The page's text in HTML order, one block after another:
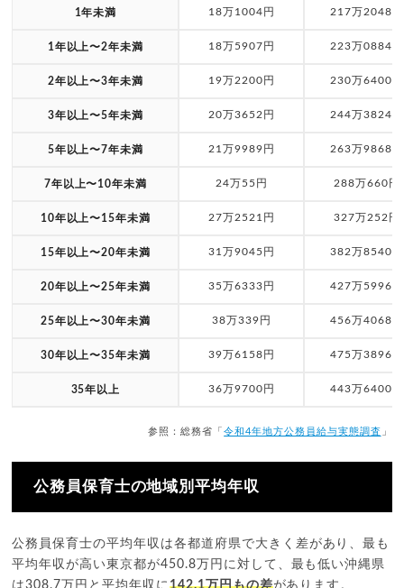
1年未満 18万1004円 217万2048円
1年以上〜2年未満 18万5907円 223万0884円
2年以上〜3年未満 19万2200円 230万6400円
3年以上〜5年未満 20万3652円 244万3824円
5年以上〜7年未満 21万9989円 263万9868円
7年以上〜10年未満 24万55円 288万660円
10年以上〜15年未満 27万2521円 327万252円
15年以上〜20年未満 31万9045円 382万8540円
20年以上〜25年未満 35万6333円 427万5996円
25年以上〜30年未満 38万339円 456万4068円
30年以上〜35年未満 39万6158円 475万3896円
35年以上 36万9700円 443万6400円
参照：総務省「令和4年地方公務員給与実態調査 」
公務員保育士の地域別平均年収
公務員保育士の平均年収は各都道府県で大きく差があり、最も
平均年収が高い東京都が450.8万円に対して、最も低い沖縄県
は308.7万円と平均年収に 142.1万円もの差があります。